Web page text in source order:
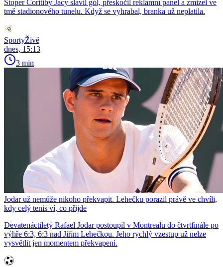
Stoper Coritiby Jacy slavil gól, přeskočil reklamní panel a zmizel ve
tmě stadionového tunelu. Když se vyhrabal, branka už neplatila.
SportyŽivě
dnes, 15:13
3 min
Jodar už nemůže nikoho překvapit. Lehečku porazil právě ve chvíli,
kdy celý tenis ví, co přijde
Devatenáctiletý Rafael Jodar postoupil v Montrealu do čtvrtfinále po
výhře 6:3, 6:3 nad Jiřím Lehečkou. Jeho rychlý vzestup už nelze
vysvětlit jen momentem překvapení.